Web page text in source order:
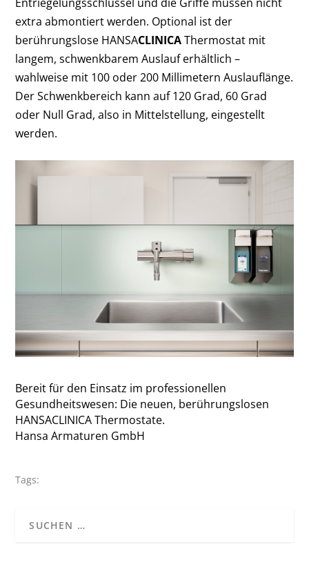
extra abmontiert werden. Optional ist der
berührungslose HANSACLINICAThermostat mit
langem, schwenkbarem Auslauf erhältlich –
wahlweise mit 100 oder 200 Millimetern Auslauflänge.
Der Schwenkbereich kann auf 120 Grad, 60 Grad
oder Null Grad, also in Mittelstellung, eingestellt
werden.
Bereit für den Einsatz im professionellen
Gesundheitswesen: Die neuen, berührungslosen
HANSACLINICA Thermostate.
Hansa Armaturen GmbH
Tags: